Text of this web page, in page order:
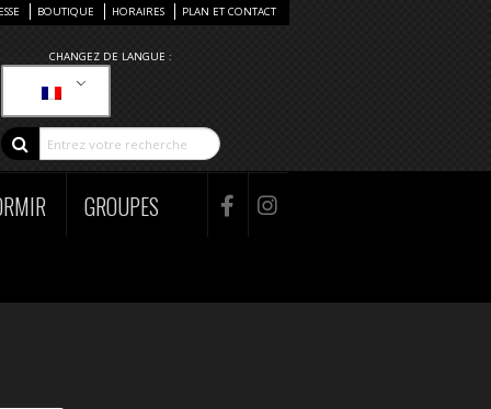
CHANGEZ DE LANGUE :
BOUTIQUE HORAIRES PLAN ET CONTACT
GROUPES